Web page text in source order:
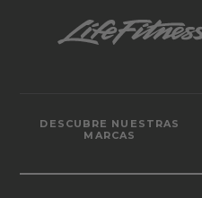
DESCUBRE NUESTRAS
MARCAS